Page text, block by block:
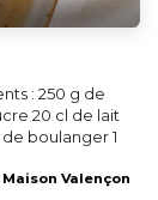
: 250 g de
20 cl de lait
boulanger 1
Valençon